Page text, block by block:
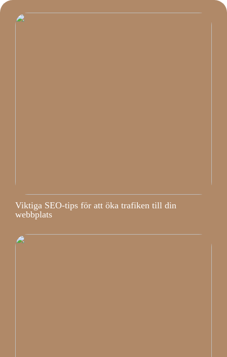
Viktiga SEO-tips för att öka trafiken till din
webbplats